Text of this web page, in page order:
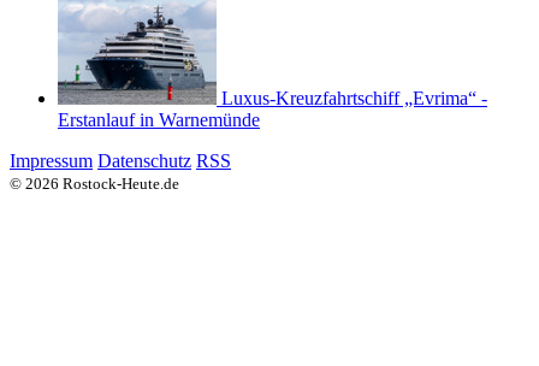
Luxus-Kreuzfahrtschiff „Evrima“ -
Erstanlauf in Warnemünde
Impressum Datenschutz RSS
© 2026 Rostock-Heute.de